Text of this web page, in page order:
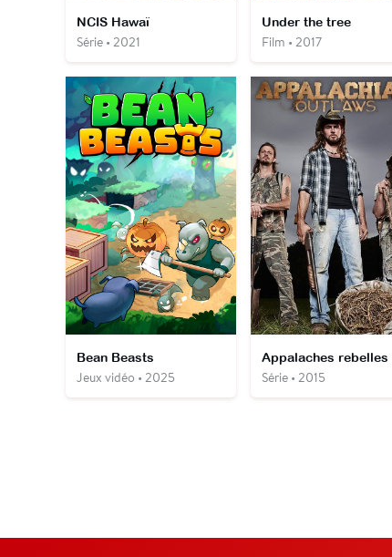
NCIS Hawaï
Série • 2021
Under the tree
Film • 2017
Bean Beasts
Jeux vidéo • 2025 Série • 2015